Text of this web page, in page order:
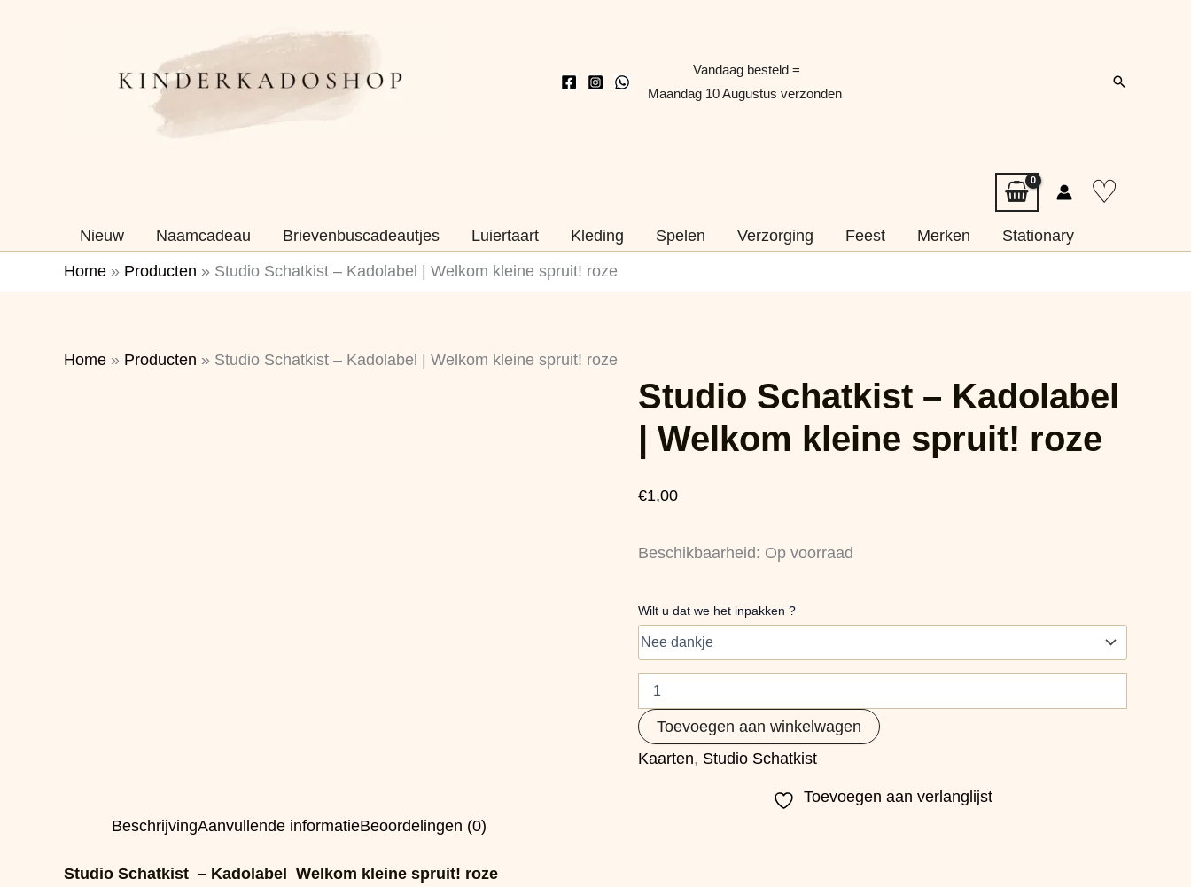
Vandaag besteld =
Maandag 10 Augustus verzonden
Zoeken
♡
Nieuw Naamcadeau Brievenbuscadeautjes Luiertaart Kleding Spelen Verzorging Feest Merken
Stationary
Home » Producten » Studio Schatkist – Kadolabel | Welkom kleine spruit! roze
Home » Producten » Studio Schatkist – Kadolabel | Welkom kleine spruit! roze
Studio Schatkist – Kadolabel
| Welkom kleine spruit! roze
€1,00
Beschikbaarheid: Op voorraad
Wilt u dat we het inpakken ?
-
Kadolabel
Welkom
kleine
roze
Toevoegen aan winkelwagen
Kaarten, Studio Schatkist
Toevoegen aan verlanglijst
BeschrijvingAanvullende informatieBeoordelingen (0)
Studio Schatkist – Kadolabel Welkom kleine spruit! roze